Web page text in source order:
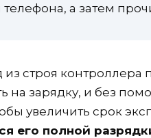
а затем
строя контроллера
на зарядку, и без
увеличить срок
его полной